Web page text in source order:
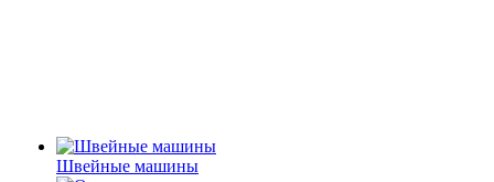
Швейные машины